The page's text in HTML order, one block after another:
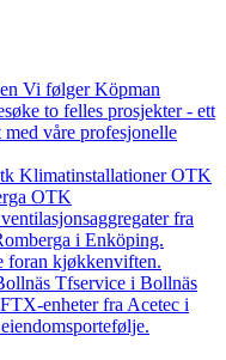
Vi følger Köpman
to felles prosjekter - ett
våre profesjonelle
OTK
OTK
fra
i Enköping.
Tfservice i Bollnäs
enheter fra Acetec i